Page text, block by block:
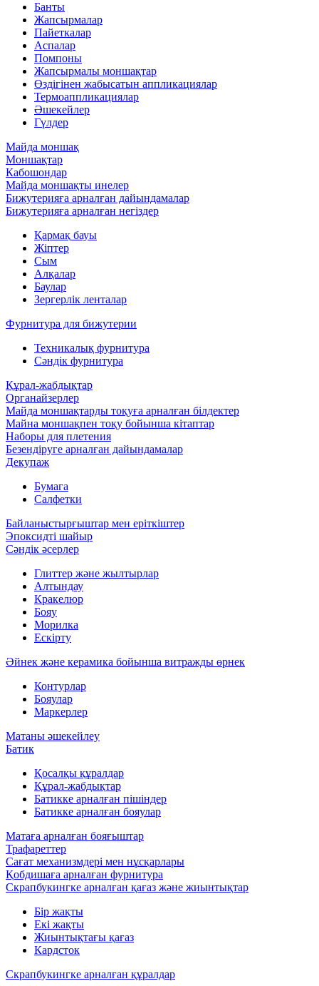
Банты
Жапсырмалар
Пайеткалар
Аспалар
Помпоны
Жапсырмалы моншақтар
Өздігінен жабысатын аппликациялар
Термоаппликациялар
Әшекейлер
Гүлдер
Майда моншақ
Моншақтар
Кабошондар
Майда моншақты инелер
Бижутерияға арналған дайындамалар
Бижутерияға арналған негіздер
Қармақ бауы
Жіптер
Сым
Алқалар
Баулар
Зергерлік ленталар
Фурнитура для бижутерии
Техникалық фурнитура
Сәндік фурнитура
Құрал-жабдықтар
Органайзерлер
Майда моншақтарды тоқуға арналған білдектер
Майна моншақпен тоқу бойынша кітаптар
Наборы для плетения
Безендіруге арналған дайындамалар
Декупаж
Бумага
Салфетки
Байланыстырғыштар мен еріткіштер
Эпоксидті шайыр
Сәндік әсерлер
Глиттер және жылтырлар
Алтындау
Кракелюр
Бояу
Морилка
Ескірту
Әйнек және керамика бойынша витражды өрнек
Контурлар
Бояулар
Маркерлер
Матаны әшекейлеу
Батик
Қосалқы құралдар
Құрал-жабдықтар
Батикке арналған пішіндер
Батикке арналған бояулар
Матаға арналған бояғыштар
Трафареттер
Сағат механизмдері мен нұсқарлары
Қобдишаға арналған фурнитура
Скрапбукингке арналған қағаз және жиынтықтар
Бір жақты
Екі жақты
Жиынтықтағы қағаз
Кардсток
Скрапбукингке арналған құралдар